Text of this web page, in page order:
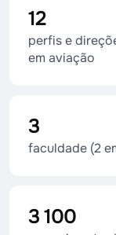
12
perfis e
em aviação
3
faculdade (2
3 100